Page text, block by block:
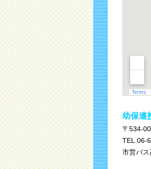
幼保連
〒534-
TEL.06-
市営バ